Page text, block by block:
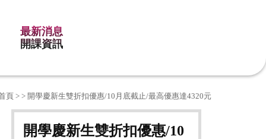
最新消息
開課資訊
頁 > > 開學慶新生雙折扣優惠/10月底截止/最高優惠達4320元
開學慶新生雙折扣優惠/10